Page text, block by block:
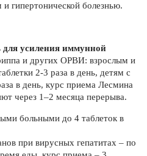
гипертонической болезнью.
для усиления иммунной
и других ОРВИ: взрослым и
2-3 раза в день, детям с
в день, курс приема Лесмина
через 1–2 месяца перерыва.
больными до 4 таблеток в
при вирусных гепатитах – по